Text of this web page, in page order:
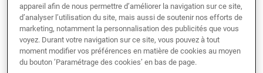
Gérants de fortune indépendants
S.A.
Date Document
appareil afin de nous permettre d’améliorer la navigation sur ce site,
d’analyser l’utilisation du site, mais aussi de soutenir nos efforts de
marketing, notamment la personnalisation des publicités que vous
voyez. Durant votre navigation sur ce site, vous pouvez à tout
moment modifier vos préférences en matière de cookies au moyen
du bouton ’Paramétrage des cookies’ en bas de page.